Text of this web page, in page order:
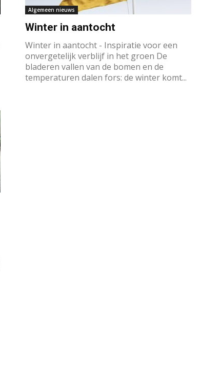
Algemeen nieuws
Winter in aantocht
Winter in aantocht - Inspiratie voor een
onvergetelijk verblijf in het groen De
bladeren vallen van de bomen en de
temperaturen dalen fors: de winter komt...